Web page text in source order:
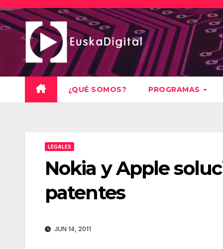
Saltar
al
contenido
¿QUÉ SOMOS? PROGRAMAS
LEGALES
Nokia y Apple
patentes
JUN 14, 2011